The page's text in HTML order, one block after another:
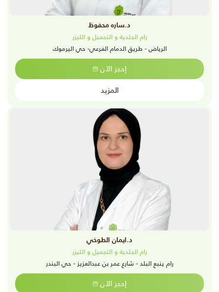
د.ساره محفوظ
رام الجلدية و التجميل و الليزر
الرياض - طريق الدمام الفرعي- حي اليرموك
إحجز الآن
المزيد
د.ايمان الطوخي
رام الجلدية و التجميل و الليزر
رام ينبع البلد - شارع عمر بن عبدالعزيز - حي البندر
إحجز الآن